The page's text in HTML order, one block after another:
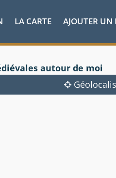
LA CARTE AJOUTER UN
autour de moi